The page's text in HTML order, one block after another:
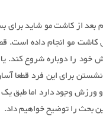
از کاشت مو شاید برای
مو انجام داده است.
خود را دوباره شروع کند.
برای این فرد قطعا
ورزش وجود دارد اما طبق یک
بحث را توضیح خواهیم داد.